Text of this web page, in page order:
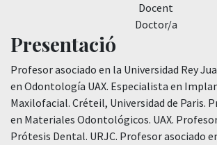
Docent
Doctor/a
Presentació
Profesor asociado en la Universidad Rey
en Odontología UAX. Especialista en
Maxilofacial. Créteil, Universidad de Paris.
en Materiales Odontológicos. UAX.
Prótesis Dental. URJC. Profesor asociado